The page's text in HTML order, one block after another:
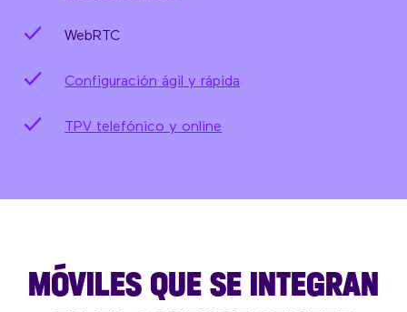
WebRTC
Configuración ágil y rápida
TPV telefónico y online
MÓVILES QUE SE INTEGRAN